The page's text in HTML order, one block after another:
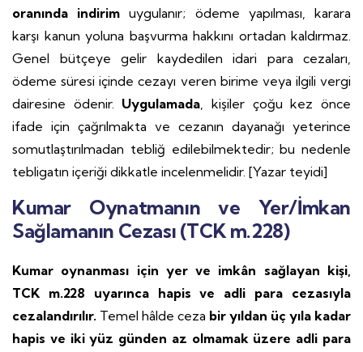
oranında indirim uygulanır; ödeme yapılması, karara
karşı kanun yoluna başvurma hakkını ortadan kaldırmaz.
Genel bütçeye gelir kaydedilen idari para cezaları,
ödeme süresi içinde cezayı veren birime veya ilgili vergi
dairesine ödenir. Uygulamada, kişiler çoğu kez önce
ifade için çağrılmakta ve cezanın dayanağı yeterince
somutlaştırılmadan tebliğ edilebilmektedir; bu nedenle
tebligatın içeriği dikkatle incelenmelidir. [Yazar teyidi]
Kumar Oynatmanın ve Yer/İmkan
Sağlamanın Cezası (TCK m.228)
Kumar oynanması için yer ve imkân sağlayan kişi,
TCK m.228 uyarınca hapis ve adli para cezasıyla
cezalandırılır. Temel hâlde ceza bir yıldan üç yıla kadar
hapis ve iki yüz günden az olmamak üzere adli para